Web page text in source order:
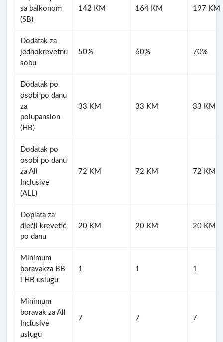
sa balkonom
(SB)
142 KM 164 KM 197 KM
Dodatak za
jednokrevetnu
sobu
50% 60% 70%
Dodatak po
osobi po danu
za
polupansion
(HB)
33 KM 33 KM 33 KM
Dodatak po
osobi po danu
za All
Inclusive
(ALL)
72 KM 72 KM 72 KM
Doplata za
dječji krevetić
po danu
20 KM 20 KM 20 KM
Minimum
boravakza BB
i HB uslugu
1 1 1
Minimum
boravak za All
Inclusive
uslugu
7 7 7